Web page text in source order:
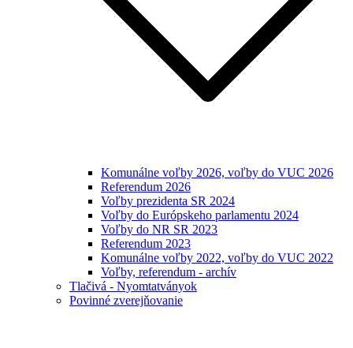
Komunálne voľby 2026, voľby do VUC 2026
Referendum 2026
Voľby prezidenta SR 2024
Voľby do Európskeho parlamentu 2024
Voľby do NR SR 2023
Referendum 2023
Komunálne voľby 2022, voľby do VUC 2022
Voľby, referendum - archív
Tlačivá - Nyomtatványok
Povinné zverejňovanie